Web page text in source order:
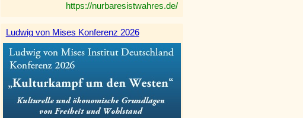
https://nurbaresistwahres.de/
Ludwig von Mises Konferenz 2026